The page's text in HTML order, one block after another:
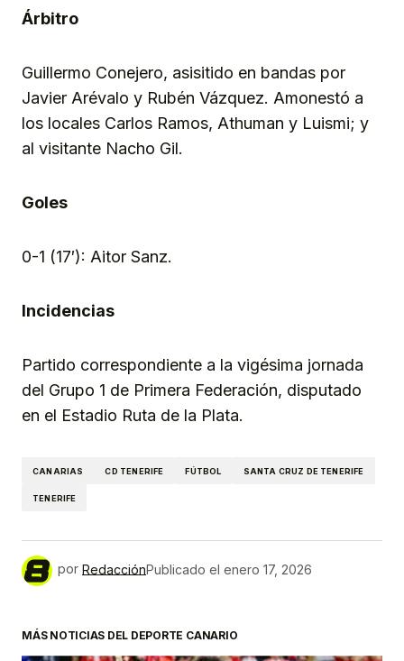
Árbitro
Guillermo Conejero, asisitido en bandas por
Javier Arévalo y Rubén Vázquez. Amonestó a
los locales Carlos Ramos, Athuman y Luismi; y
al visitante Nacho Gil.
Goles
0-1 (17′): Aitor Sanz.
Incidencias
Partido correspondiente a la vigésima jornada
del Grupo 1 de Primera Federación, disputado
en el Estadio Ruta de la Plata.
CANARIAS CD TENERIFE FÚTBOL SANTA CRUZ DE TENERIFE
TENERIFE
por RedacciónPublicado el enero 17, 2026
MÁS NOTICIAS DEL DEPORTE CANARIO